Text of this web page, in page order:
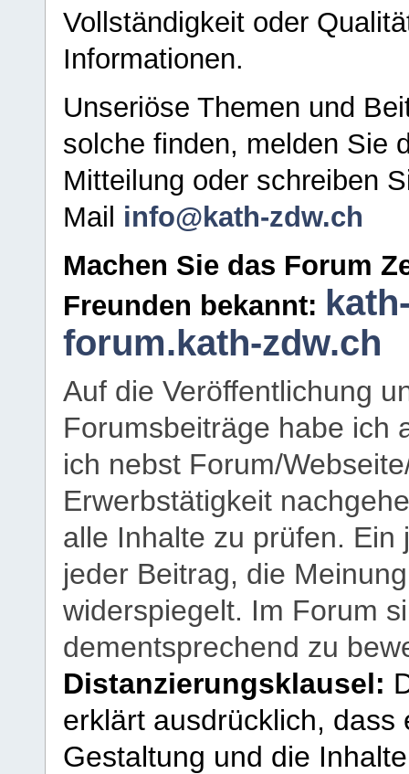
Vollständigkeit oder
Informationen.
Unseriöse Themen und
solche finden, melden Sie
Mitteilung oder schreiben
Mail info@kath-zdw.ch
Machen Sie das Forum
Freunden bekannt:
forum.kath-zdw.ch
Auf die Veröffentlichung
Forumsbeiträge habe ich
ich nebst Forum/
Erwerbstätigkeit
alle Inhalte zu prüfen.
jeder Beitrag, die
widerspiegelt. Im Forum
dementsprechend zu
Distanzierungsklausel:
erklärt ausdrücklich,
Gestaltung und die